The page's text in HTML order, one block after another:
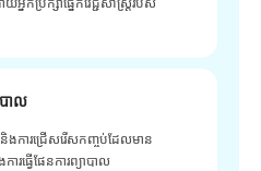
បាល
ងការជ្រើសរើសកញ្ចប់ដែលមាន
រធ្វើផែនការព្យាបាល